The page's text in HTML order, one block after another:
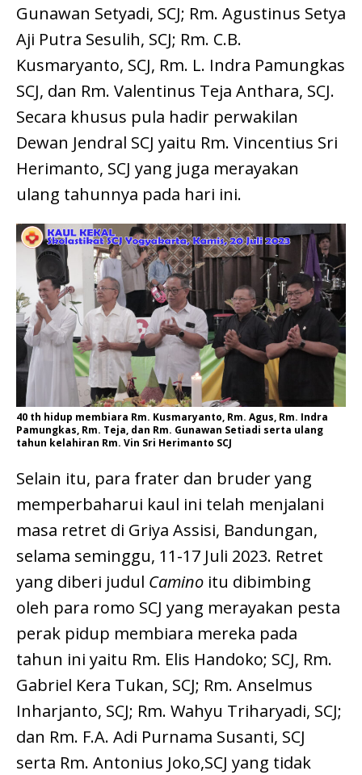
Gunawan Setyadi, SCJ; Rm. Agustinus Setya
Aji Putra Sesulih, SCJ; Rm. C.B.
Kusmaryanto, SCJ, Rm. L. Indra Pamungkas
SCJ, dan Rm. Valentinus Teja Anthara, SCJ.
Secara khusus pula hadir perwakilan
Dewan Jendral SCJ yaitu Rm. Vincentius Sri
Herimanto, SCJ yang juga merayakan
ulang tahunnya pada hari ini.
40 th hidup membiara Rm. Kusmaryanto, Rm. Agus, Rm. Indra
Pamungkas, Rm. Teja, dan Rm. Gunawan Setiadi serta ulang
tahun kelahiran Rm. Vin Sri Herimanto SCJ
Selain itu, para frater dan bruder yang
memperbaharui kaul ini telah menjalani
masa retret di Griya Assisi, Bandungan,
selama seminggu, 11-17 Juli 2023. Retret
yang diberi judul Camino itu dibimbing
oleh para romo SCJ yang merayakan pesta
perak pidup membiara mereka pada
tahun ini yaitu Rm. Elis Handoko; SCJ, Rm.
Gabriel Kera Tukan, SCJ; Rm. Anselmus
Inharjanto, SCJ; Rm. Wahyu Triharyadi, SCJ;
dan Rm. F.A. Adi Purnama Susanti, SCJ
serta Rm. Antonius Joko,SCJ yang tidak